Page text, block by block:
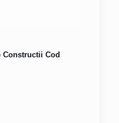
Constructii Cod